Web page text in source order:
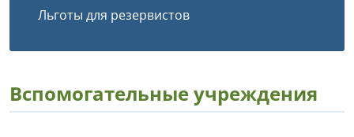
Льготы для резервистов
Вспомогательные учреждения